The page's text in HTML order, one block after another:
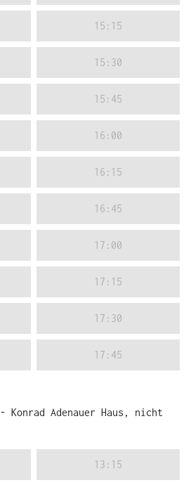
15:15
15:30
15:45
16:00
16:15
16:45
17:00
17:15
17:30
17:45
- Konrad Adenauer Haus, nicht
13:15